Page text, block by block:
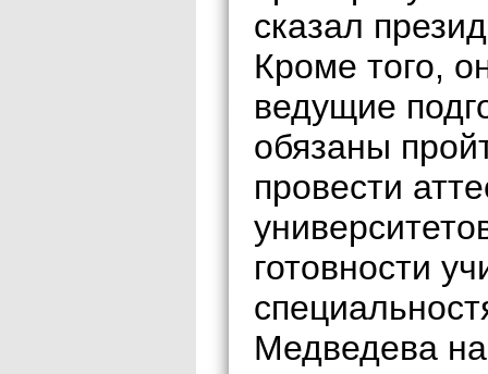
сказал
Кроме того,
ведущие
обязаны
провести
готовности
Медведева